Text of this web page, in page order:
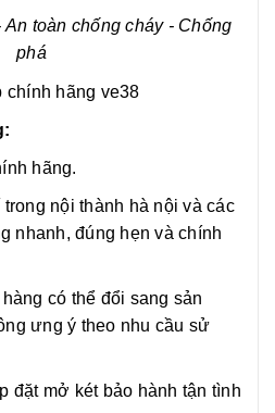
toàn chống cháy - Chống
phá
hãng.
nội thành hà nội và các
nhanh, đúng hẹn và chính
có thể đổi sang sản
ưng ý theo nhu cầu sử
đặt mở két bảo hành tận tình